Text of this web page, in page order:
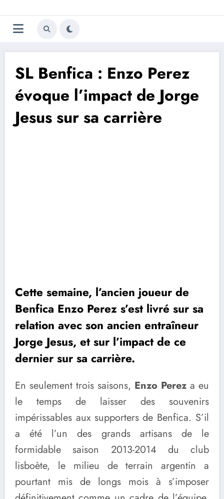
au
contenu
Trivela
L'actualité du football
SL Benfica : Enzo Perez
évoque l’impact de Jorge
Jesus sur sa carrière
Cette semaine, l’ancien joueur de
Benfica Enzo Perez s’est livré sur sa
relation avec son ancien entraîneur
Jorge Jesus, et sur l’impact de ce
dernier sur sa carrière.
En seulement trois saisons, Enzo Perez a eu
le temps de laisser des souvenirs
impérissables aux supporters de Benfica. S’il
a été l’un des grands artisans de le
formidable saison 2013-2014 du club
lisboète, le milieu de terrain argentin a
pourtant mis de longs mois à s’imposer